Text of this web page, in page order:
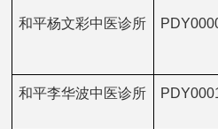
和平杨文彩中医诊所
和平李华波中医诊所